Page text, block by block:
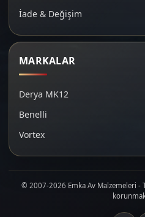
İade & Değişim
MARKALAR
Derya MK12
Benelli
Vortex
© 2007-2026 Emka Av Malzemeleri -